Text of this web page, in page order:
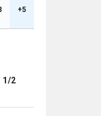
+5
1/2